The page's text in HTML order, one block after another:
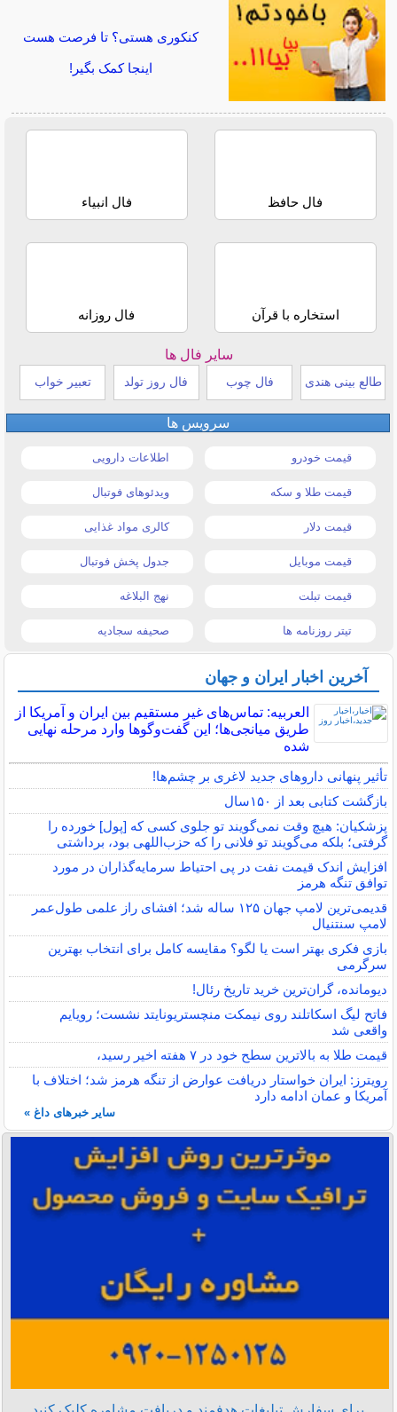
کنکوری هستی؟ تا فرصت هست
اینجا کمک بگیر!
فال حافظ فال انبیاء
استخاره با قرآن فال روزانه
سایر فال ها
طالع بینی هندی فال چوب فال روز تولد تعبیر خواب
سرویس ها
قیمت خودرو اطلاعات دارویی
قیمت طلا و سکه ویدئوهای فوتبال
قیمت دلار کالری مواد غذایی
قیمت موبایل جدول پخش فوتبال
قیمت تبلت نهج البلاغه
تیتر روزنامه ها صحیفه سجادیه
آخرین اخبار ایران و جهان
العربیه: تماس‌های غیر مستقیم بین ایران و آمریکا از
طریق میانجی‌ها؛ این گفت‌و‌گو‌ها وارد مرحله نهایی
شده
تأثیر پنهانی داروهای جدید لاغری بر چشم‌ها!
بازگشت کتابی بعد از ۱۵۰سال
پزشکیان: هیچ وقت نمی‌گویند تو جلوی کسی که [پول] خورده را
گرفتی؛ بلکه می‌گویند تو فلانی را که حزب‌اللهی بود، برداشتی
افزایش اندک قیمت نفت در پی احتیاط سرمایه‌گذاران در مورد
توافق تنگه هرمز
قدیمی‌ترین لامپ جهان ۱۲۵ ساله شد؛ افشای راز علمی طول‌عمر
لامپ سنتنیال
بازی فکری بهتر است یا لگو؟ مقایسه کامل برای انتخاب بهترین
سرگرمی
دیومانده، گران‌ترین خرید تاریخ رئال!
فاتح لیگ اسکاتلند روی نیمکت منچستریونایتد نشست؛ رویایم
واقعی شد
قیمت طلا به بالاترین سطح خود در ۷ هفته اخیر رسید،
رویترز: ایران خواستار دریافت عوارض از تنگه هرمز شد؛ اختلاف با
آمریکا و عمان ادامه دارد
سایر خبرهای داغ »